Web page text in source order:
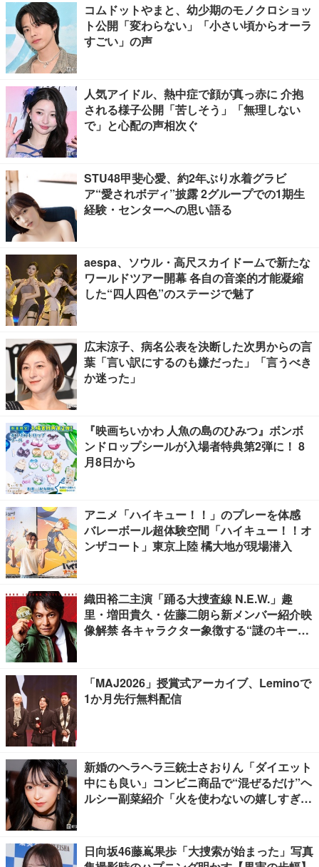
コムドットやまと、幼少期のモノクロショッ
ト公開「変わらない」「小さい頃からオーラ
すごい」の声
人気アイドル、熱中症で顔が真っ赤に 介抱
される様子公開「苦しそう」「無理しない
で」と心配の声相次ぐ
STU48甲斐心愛、約2年ぶり水着グラビ
ア“愛されボディ”披露 2グループでの1期生
経験・センターへの思い語る
aespa、ソウル・高尺スカイドームで新たな
ワールドツアー開幕 各自の音楽的才能凝縮
した“四人四色”のステージで魅了
広末涼子、病名公表を決断した次男からの言
葉「言い訳にするのも嫌だった」「言うべき
か迷った」
『映画ちいかわ 人魚の島のひみつ』ボンボ
ンドロップシールが入場者特典第2弾に！ 8
月8日から
アニメ「ハイキュー！！」のプレーを体感
バレーボール超体験空間「ハイキュー！！オ
ンザコート」東京上陸 橘大地が現場潜入
織田裕二主演「踊る大捜査線 N.E.W.」趣
里・増田貴久・佐藤二朗ら新メンバー紹介映
像解禁 各キャラクター象徴する“謎のキーワ
「MAJ2026」授賞式アーカイブ、Leminoで
1か月先行無料配信
新婚のヘラヘラ三銃士さおりん「ダイエット
中にも良い」コンビニ商品で“混ぜるだけ”ヘ
ルシー副菜紹介「火を使わないの嬉しすぎ
日向坂46藤嶌果歩「大捜索が始まった」写真